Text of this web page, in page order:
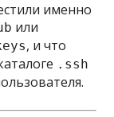
именно
или
, и что
.ssh